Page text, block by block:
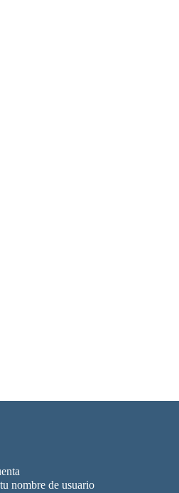
tu nombre de usuario